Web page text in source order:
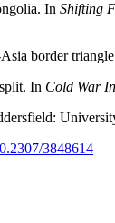
In Shifting
border
In Cold War
3848614